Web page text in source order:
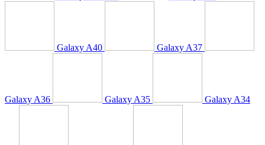
Galaxy A40 Galaxy A37
Galaxy A36 Galaxy A35 Galaxy A34